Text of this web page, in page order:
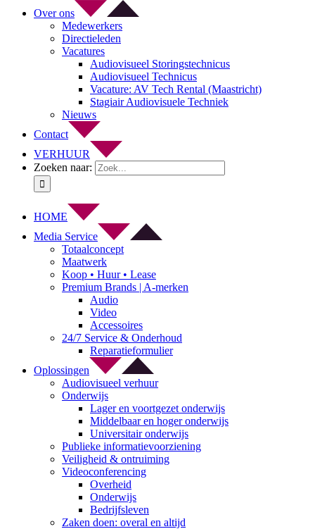
Over ons
Medewerkers
Directieleden
Vacatures
Audiovisueel Storingstechnicus
Audiovisueel Technicus
Vacature: AV Tech Rental (Maastricht)
Stagiair Audiovisuele Techniek
Nieuws
Contact
VERHUUR
Zoeken naar:
HOME
Media Service
Totaalconcept
Maatwerk
Koop • Huur • Lease
Premium Brands | A-merken
Audio
Video
Accessoires
24/7 Service & Onderhoud
Reparatieformulier
Oplossingen
Audiovisueel verhuur
Onderwijs
Lager en voortgezet onderwijs
Middelbaar en hoger onderwijs
Universitair onderwijs
Publieke informatievoorziening
Veiligheid & ontruiming
Videoconferencing
Overheid
Onderwijs
Bedrijfsleven
Zaken doen: overal en altijd